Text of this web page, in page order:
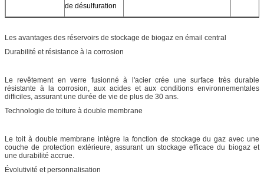
de désulfuration
Les avantages des réservoirs de stockage de biogaz en émail central
Durabilité et résistance à la corrosion
Le revêtement en verre fusionné à l'acier crée une surface très durable
résistante à la corrosion, aux acides et aux conditions environnementales
difficiles, assurant une durée de vie de plus de 30 ans.
Technologie de toiture à double membrane
Le toit à double membrane intègre la fonction de stockage du gaz avec une
couche de protection extérieure, assurant un stockage efficace du biogaz et
une durabilité accrue.
Évolutivité et personnalisation